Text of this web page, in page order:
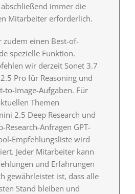
immer die
Mitarbeiter erforderlich.
einen Best-of-
spezielle Funktion.
wir derzeit Sonet 3.7
Pro für Reasoning und
to-Image-Aufgaben. Für
Themen
2.5 Deep Research und
Research-Anfragen GPT-
Empfehlungsliste wird
Jeder Mitarbeiter kann
und Erfahrungen
gewährleistet ist, dass alle
Stand bleiben und